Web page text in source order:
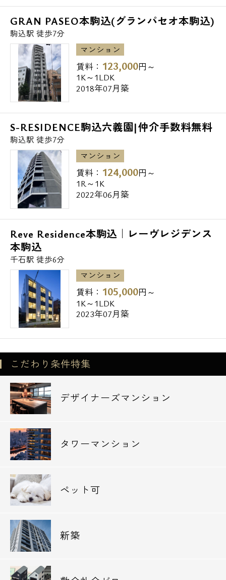
GRAN PASEO本駒込(グランパセオ本駒込)
駒込駅 徒歩7分
マンション
賃料： 123,000円～
1K～1LDK
2018年07月築
S-RESIDENCE駒込六義園|仲介手数料無料
駒込駅 徒歩7分
マンション
賃料： 124,000円～
1R～1K
2022年06月築
Reve Residence本駒込｜レーヴレジデンス
本駒込
千石駅 徒歩6分
マンション
賃料： 105,000円～
1K～1LDK
2023年07月築
こだわり条件特集
デザイナーズマンション
タワーマンション
ペット可
新築